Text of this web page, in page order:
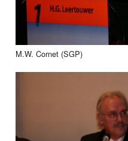
M.W. Cornet (SGP)